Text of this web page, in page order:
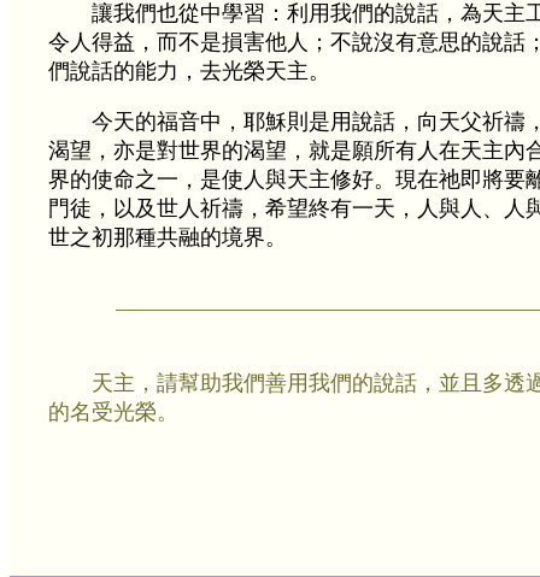
讓我們也從中學習：利用我們的說話，為天主
令人得益，而不是損害他人；不說沒有意思的說話
們說話的能力，去光榮天主。
今天的福音中，耶穌則是用說話，向天父祈禱
渴望，亦是對世界的渴望，就是願所有人在天主內
界的使命之一，是使人與天主修好。現在祂即將要
門徒，以及世人祈禱，希望終有一天，人與人、人
世之初那種共融的境界。
天主，請幫助我們善用我們的說話，並且多透
的名受光榮。